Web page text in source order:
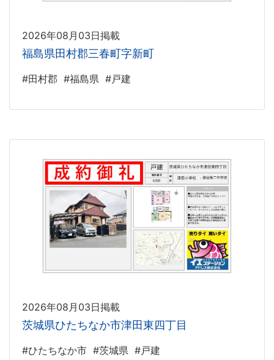
2026年08月03日掲載
福島県田村郡三春町字新町
#田村郡 #福島県 #戸建
2026年08月03日掲載
茨城県ひたちなか市津田東四丁目
#ひたちなか市 #茨城県 #戸建